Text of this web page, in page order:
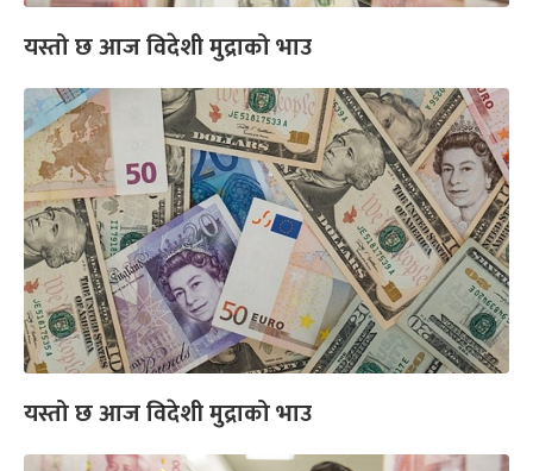
यस्तो छ आज विदेशी मुद्राको भाउ
यस्तो छ आज विदेशी मुद्राको भाउ